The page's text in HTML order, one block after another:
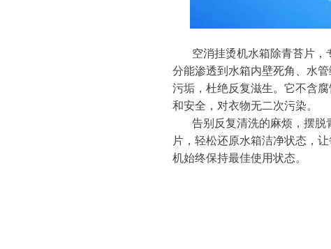
空消挂烫机水箱除青苔片
分能渗透到水箱内壁死角、水
污垢，杜绝反复滋生。它不含
和安全，对衣物无二次污染。
告别反复清洗的麻烦，摆脱
片，轻松还原水箱洁净状态，
机始终保持最佳使用状态。